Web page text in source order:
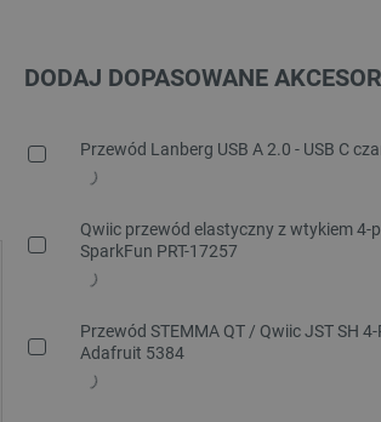
DODAJ DOPASOWANE
Przewód Lanberg USB A 2.0 - USB C
Qwiic przewód elastyczny z wtykiem 4-
SparkFun PRT-17257
Przewód STEMMA QT / Qwiic JST SH
Adafruit 5384